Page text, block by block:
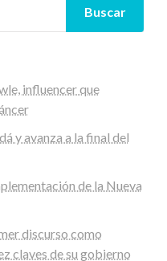
Buscar
influencer que
y avanza a la final del
de la Nueva
discurso como
claves de su gobierno